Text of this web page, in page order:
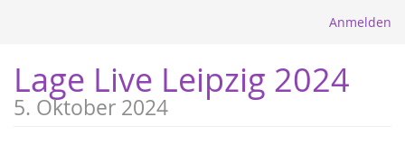
Anmelden
Lage Live Leipzig 2024
5. Oktober 2024